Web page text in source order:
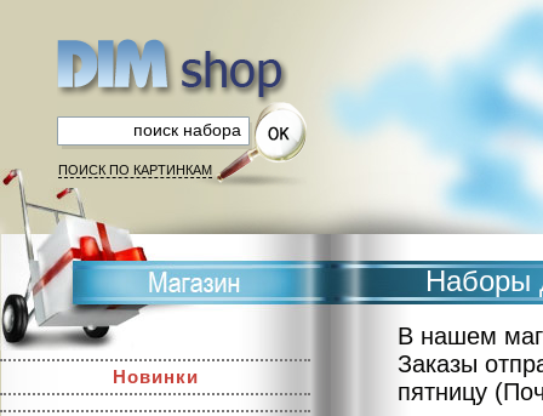
ПОИСК ПО КАРТИНКАМ
Новинки
Наборы
В нашем
Заказы
пятницу